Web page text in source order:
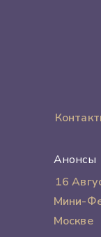
Анонсы
16
Мини-
Москве